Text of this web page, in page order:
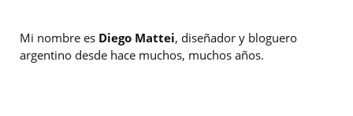
Mi nombre es Diego Mattei, diseñador y bloguero
argentino desde hace muchos, muchos años.